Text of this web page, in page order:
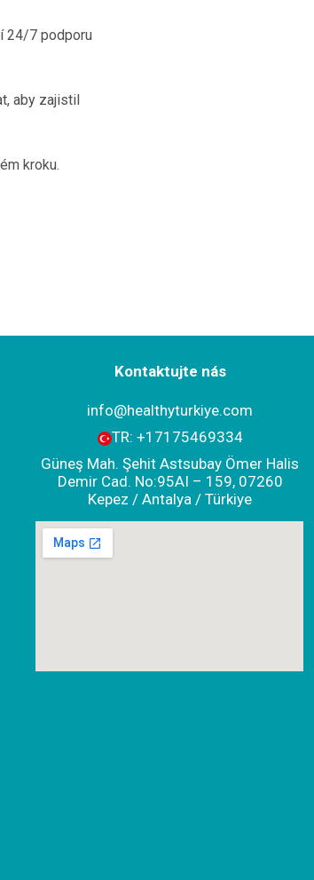
24/7 podporu
aby zajistil
kroku.
Kontaktujte nás
info@healthyturkiye.com
TR: +‪17175469334‬
Güneş Mah. Şehit Astsubay Ömer Halis
Demir Cad. No:95AI – 159, 07260
Kepez / Antalya / Türkiye